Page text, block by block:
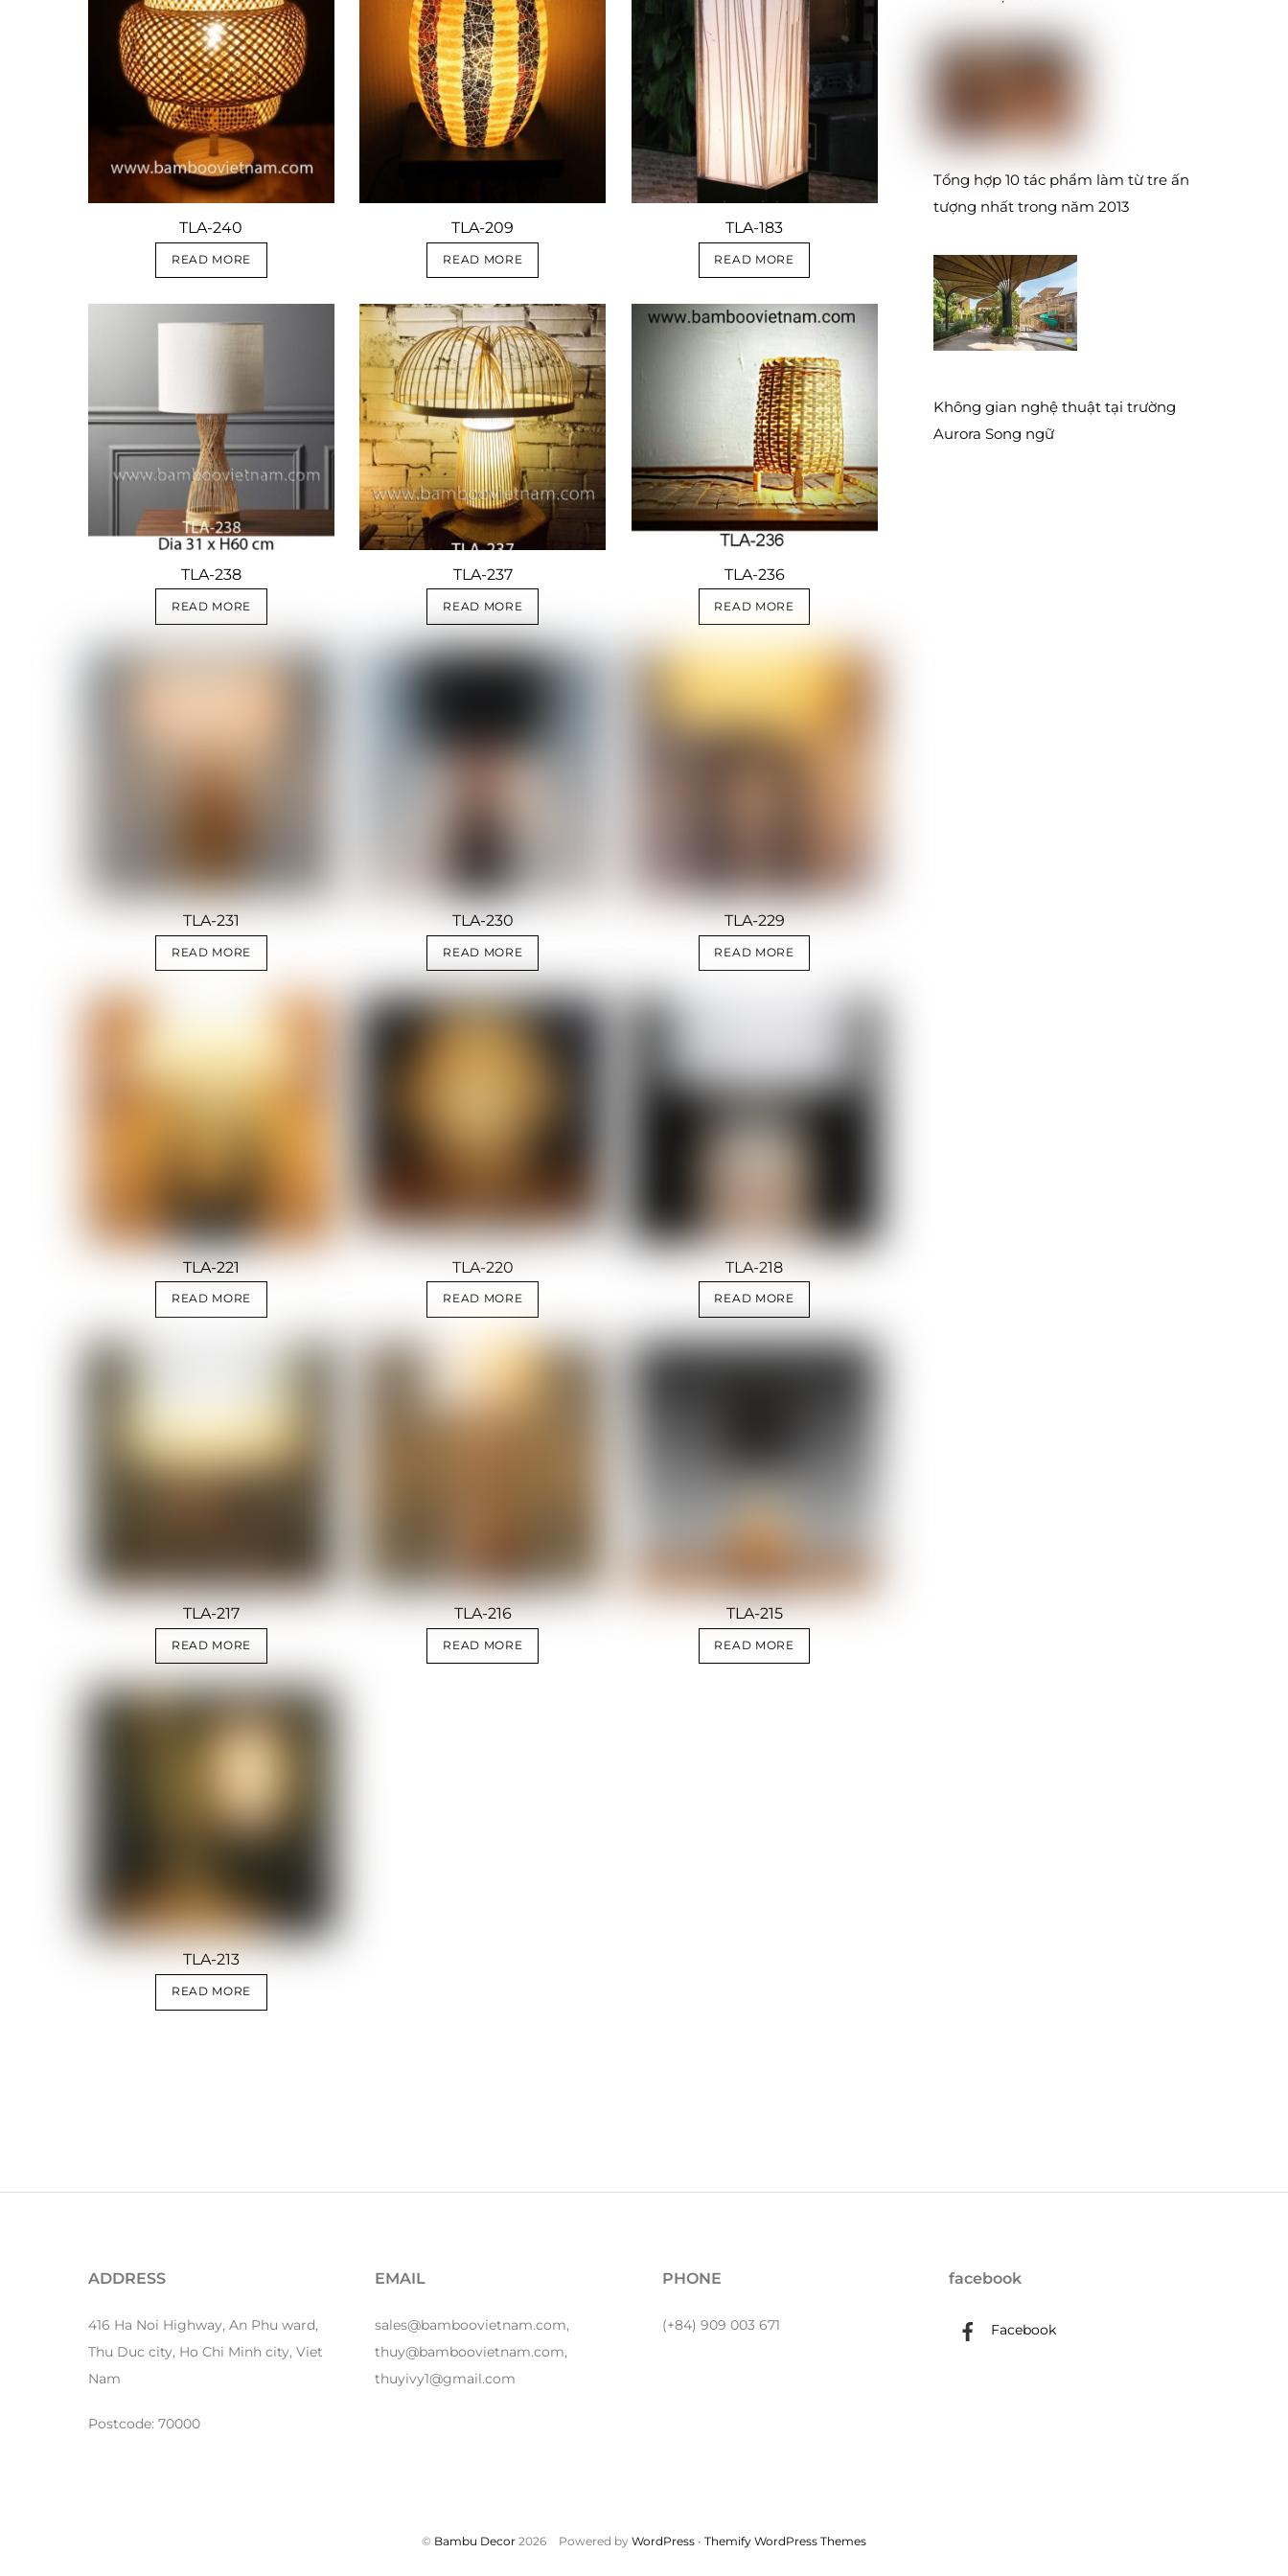
TLA-240
READ MORE
TLA-209
READ MORE
TLA-183
READ MORE
TLA-238
READ MORE
TLA-237
READ MORE
TLA-236
READ MORE
TLA-231
READ MORE
TLA-230
READ MORE
TLA-229
READ MORE
TLA-221
READ MORE
TLA-220
READ MORE
TLA-218
READ MORE
TLA-217
READ MORE
TLA-216
READ MORE
TLA-215
READ MORE
TLA-213
READ MORE
Tổng hợp 10 tác phẩm làm từ tre ấn
tượng nhất trong năm 2013
Không gian nghệ thuật tại trường
Aurora Song ngữ
ADDRESS
416 Ha Noi Highway, An Phu ward,
Thu Duc city, Ho Chi Minh city, Viet
Nam
Postcode: 70000
EMAIL
sales@bamboovietnam.com,
thuy@bamboovietnam.com,
thuyivy1@gmail.com
PHONE
(+84) 909 003 671
facebook
Facebook
© Bambu Decor 2026 Powered by WordPress• Themify WordPress Themes